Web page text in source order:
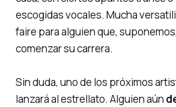
escogidas vocales. Mucha
faire para alguien que,
comenzar su carrera.
Sin duda, uno de los próximos
lanzará al estrellato. Alguien aún